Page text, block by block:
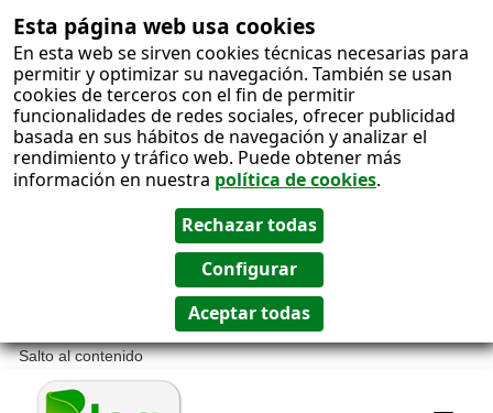
Esta página web usa cookies
En esta web se sirven cookies técnicas necesarias para
permitir y optimizar su navegación. También se usan
cookies de terceros con el fin de permitir
funcionalidades de redes sociales, ofrecer publicidad
basada en sus hábitos de navegación y analizar el
rendimiento y tráfico web. Puede obtener más
información en nuestra política de cookies.
Salto al contenido